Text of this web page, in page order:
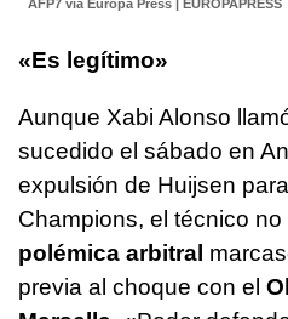
AFP7 vía Europa Press | EUROPAPRESS
«Es legítimo»
Aunque Xabi Alonso
sucedido el sábado en
expulsión de Huijsen
Champions, el técnico
polémica arbitral
previa al choque con el